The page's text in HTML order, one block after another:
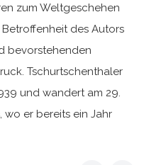
zum Weltgeschehen
des Autors
bevorstehenden
Tschurtschenthaler
und wandert am 29.
wo er bereits ein Jahr